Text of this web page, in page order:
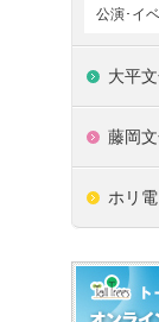
公演･イ
大平
藤岡
ホリ